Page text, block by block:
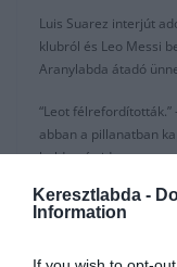
Keresztlabda -
Information
Luis Suarez interjút
klubról és Leo Messi
Aranylabda átadó
“Leot félrefordították.”
abban a pillanatban
boldog és ideges,
A csapatról: “Nehéz